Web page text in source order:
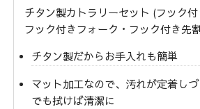
チタン製カトラリーセット (フック付
フック付きフォーク・フック付き先
チタン製だからお手入れも簡単
マット加工なので、汚れが定着し
でも拭けば清潔に